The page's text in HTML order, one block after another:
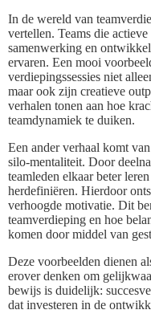
In de wereld van
vertellen. Teams die
samenwerking en
ervaren. Een mooi
verdiepingssessies niet
maar ook zijn creatieve
verhalen tonen aan hoe
teamdynamiek te duiken.
Een ander verhaal komt
silo-mentaliteit. Door
teamleden elkaar beter
herdefiniëren. Hierdoor
verhoogde motivatie. Dit
teamverdieping en hoe
komen door middel van
Deze voorbeelden dienen
erover denken om
bewijs is duidelijk:
dat investeren in de